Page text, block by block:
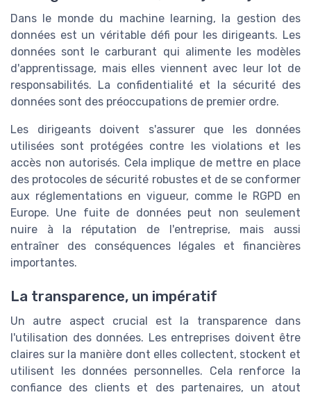
Dans le monde du machine learning, la gestion des
données est un véritable défi pour les dirigeants. Les
données sont le carburant qui alimente les modèles
d'apprentissage, mais elles viennent avec leur lot de
responsabilités. La confidentialité et la sécurité des
données sont des préoccupations de premier ordre.
Les dirigeants doivent s'assurer que les données
utilisées sont protégées contre les violations et les
accès non autorisés. Cela implique de mettre en place
des protocoles de sécurité robustes et de se conformer
aux réglementations en vigueur, comme le RGPD en
Europe. Une fuite de données peut non seulement
nuire à la réputation de l'entreprise, mais aussi
entraîner des conséquences légales et financières
importantes.
La transparence, un impératif
Un autre aspect crucial est la transparence dans
l'utilisation des données. Les entreprises doivent être
claires sur la manière dont elles collectent, stockent et
utilisent les données personnelles. Cela renforce la
confiance des clients et des partenaires, un atout